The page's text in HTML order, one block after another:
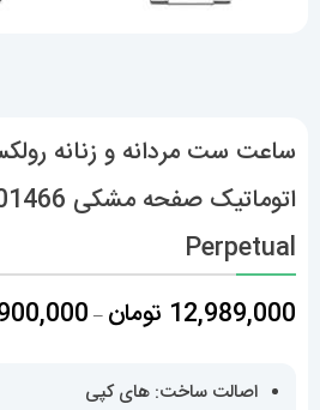
ساعت ست مردانه و زنانه